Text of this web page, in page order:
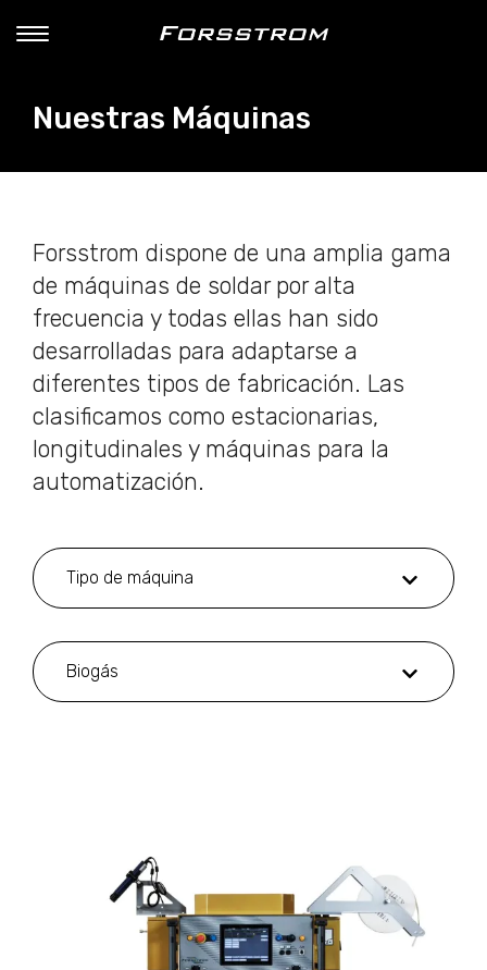
Nuestras Máquinas
Forsstrom dispone de una amplia gama
de máquinas de soldar por alta
frecuencia y todas ellas han sido
desarrolladas para adaptarse a
diferentes tipos de fabricación. Las
clasificamos como estacionarias,
longitudinales y máquinas para la
automatización.
Tipo de máquina
Biogás